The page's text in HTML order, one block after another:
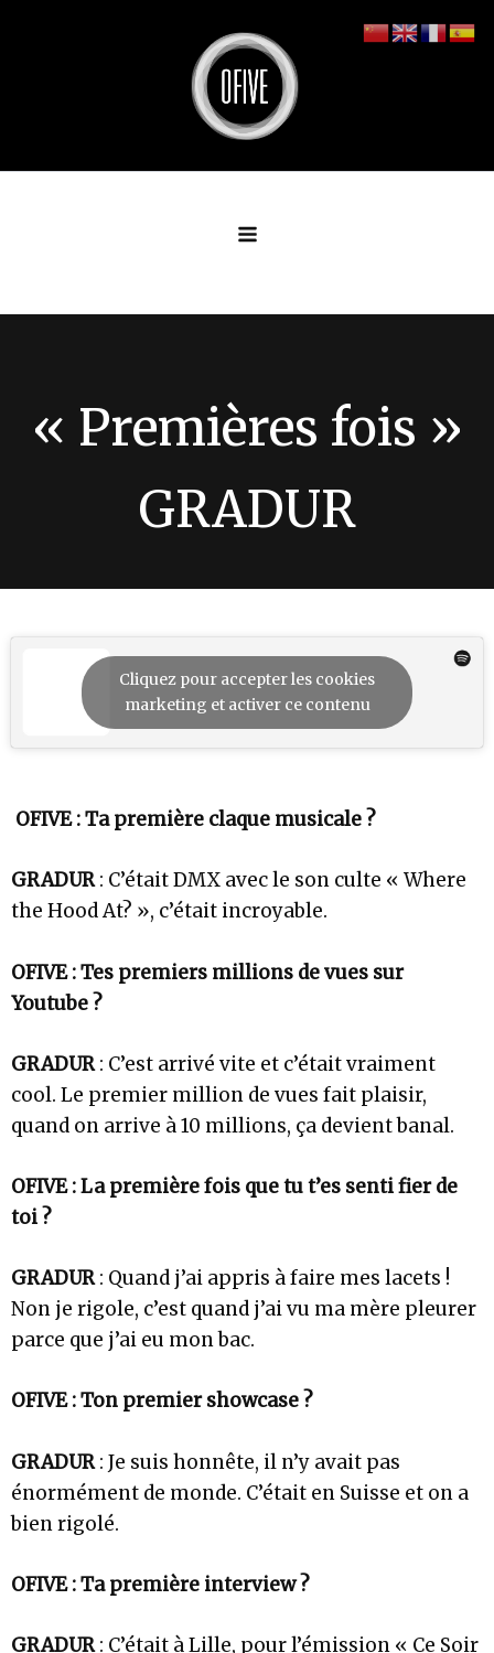
« Premières fois »
GRADUR
Cliquez pour accepter les cookies
marketing et activer ce contenu
OFIVE : Ta première claque musicale ?
GRADUR: C’était DMX avec le son culte « Where
the Hood At? », c’était incroyable.
OFIVE : Tes premiers millions de vues sur
Youtube ?
GRADUR: C’est arrivé vite et c’était vraiment
cool. Le premier million de vues fait plaisir,
quand on arrive à 10 millions, ça devient banal.
OFIVE : La première fois que tu t’es senti fier de
toi ?
GRADUR: Quand j’ai appris à faire mes lacets !
Non je rigole, c’est quand j’ai vu ma mère pleurer
parce que j’ai eu mon bac.
OFIVE : Ton premier showcase ?
GRADUR: Je suis honnête, il n’y avait pas
énormément de monde. C’était en Suisse et on a
bien rigolé.
OFIVE : Ta première interview ?
GRADUR: C’était à Lille, pour l’émission « Ce Soir